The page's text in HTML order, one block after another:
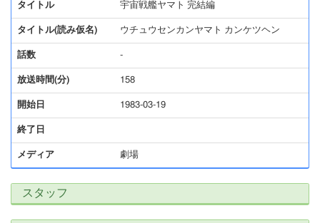
タイトル 宇宙戦艦ヤマト 完結編
タイトル(読み仮名) ウチュウセンカンヤマト カンケツヘン
話数 -
放送時間(分) 158
開始日 1983-03-19
終了日
メディア 劇場
スタッフ